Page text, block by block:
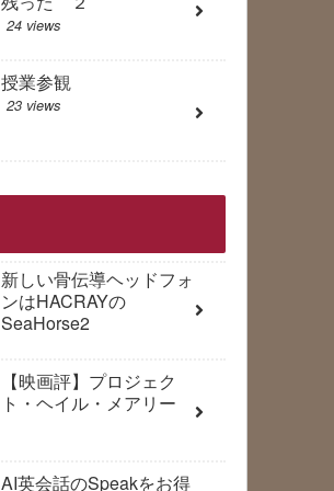
24 views
授業参観
23 views
新しい骨伝導ヘッドフォ
ンはHACRAYの
SeaHorse2
【映画評】プロジェク
ト・ヘイル・メアリー
AI英会話のSpeakをお得